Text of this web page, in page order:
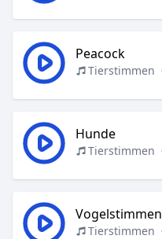
Peacock
Tierstimmen
Hunde
Tierstimmen
Vogelstimmen
Tierstimmen